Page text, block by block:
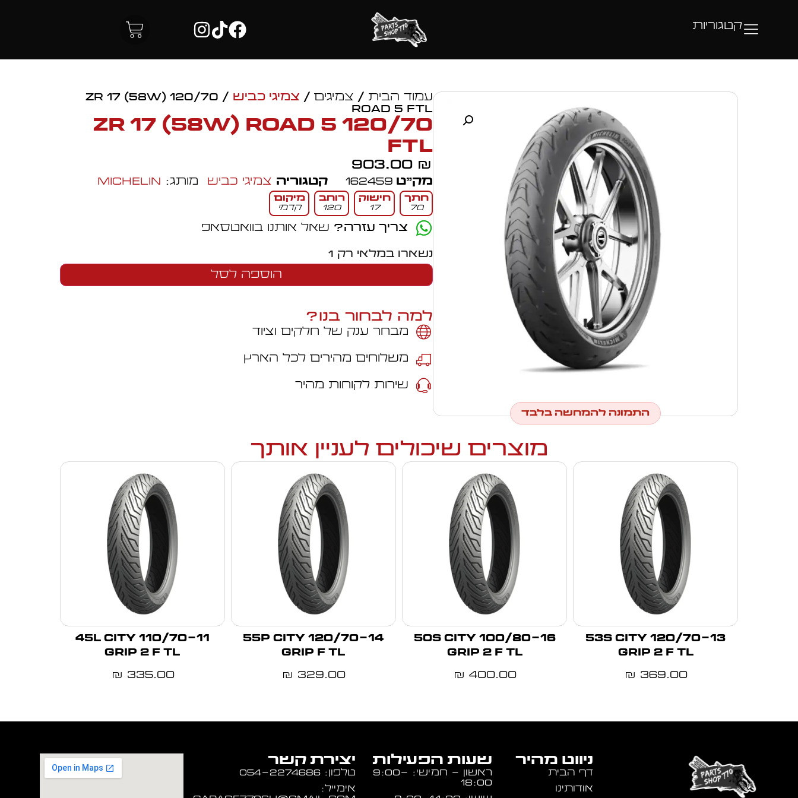
קטגוריות
התמונה להמחשה בלבד
עמוד הבית/ צמיגים/ צמיגי כביש
/ 120/70 ZR 17 (58W)
ROAD 5 FTL
120/70 ZR 17 (58W) ROAD 5
FTL
903.00 ₪
מק״ט 162459 קטגוריה צמיגי כביש מותג: Michelin
חתך
70
חישוק
17
רוחב
120
מיקום
קדמי
צריך עזרה? שאל אותנו בוואטסאפ
נשארו במלאי רק 1
הוספה לסל
למה לבחור בנו?
מבחר ענק של חלקים וציוד
משלוחים מהירים לכל הארץ
שירות לקוחות מהיר
מוצרים שיכולים לעניין אותך
120/70-13 53S CITY
GRIP 2 F TL
369.00
₪
100/80-16 50S CITY
GRIP 2 F TL
400.00
₪
120/70-14 55P CITY
GRIP F TL
329.00
₪
110/70-11 45L CITY
GRIP 2 F TL
335.00
₪
ניווט מהיר
דף הבית
אודותינו
שעות הפעילות
ראשון - חמישי: 9:00-
18:00
יצירת קשר
טלפון: 054-2274686
אימייל: